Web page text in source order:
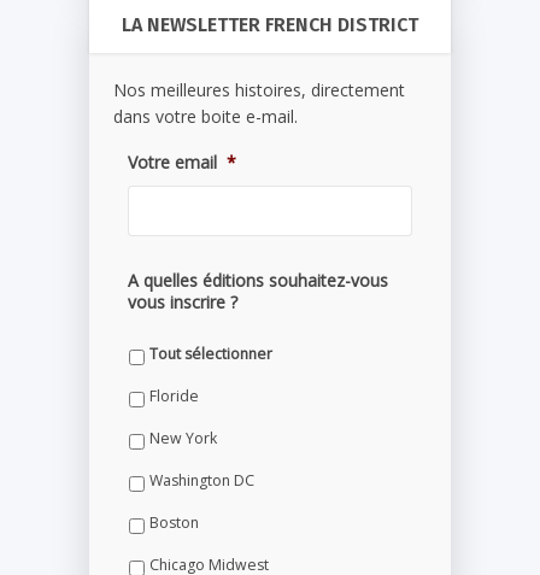
LA NEWSLETTER FRENCH DISTRICT
Nos meilleures histoires, directement
dans votre boite e-mail.
Votre email *
A quelles éditions souhaitez-vous
vous inscrire ?
Tout sélectionner
Floride
New York
Washington DC
Boston
Chicago Midwest